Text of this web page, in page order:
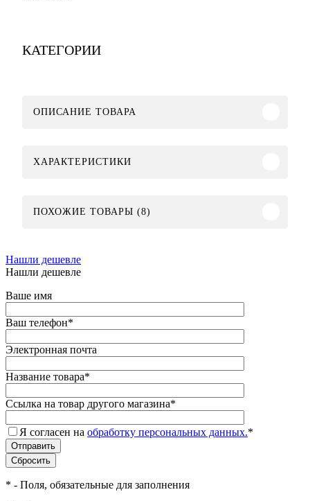
КАТЕГОРИИ
ОПИСАНИЕ ТОВАРА
ХАРАКТЕРИСТИКИ
ПОХОЖИЕ ТОВАРЫ (8)
Нашли дешевле
Нашли дешевле
Ваше имя
Ваш телефон*
Электронная почта
Название товара*
Ссылка на товар другого магазина*
Я согласен на обработку персональных данных.*
* - Поля, обязательные для заполнения